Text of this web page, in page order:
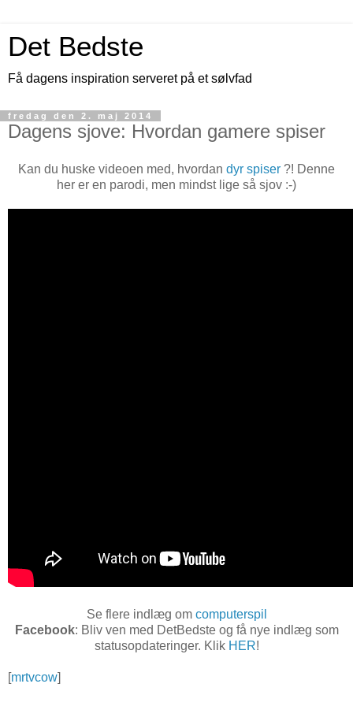
Det Bedste
Få dagens inspiration serveret på et sølvfad
fredag den 2. maj 2014
Dagens sjove: Hvordan gamere spiser
Kan du huske videoen med, hvordan dyr spiser ?! Denne
her er en parodi, men mindst lige så sjov :-)
Se flere indlæg om computerspil
Facebook: Bliv ven med DetBedste og få nye indlæg som
statusopdateringer. Klik HER!
[mrtvcow]